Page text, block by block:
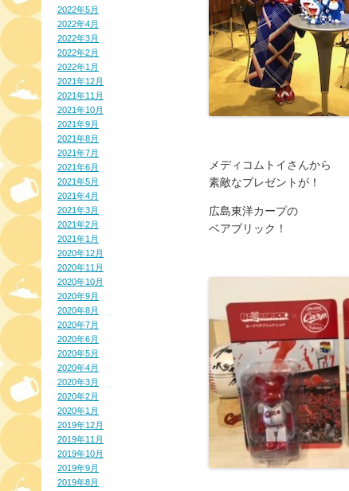
2022年5月
2022年4月
2022年3月
2022年2月
2022年1月
2021年12月
2021年11月
2021年10月
2021年9月
2021年8月
2021年7月
2021年6月
2021年5月
2021年4月
2021年3月
2021年2月
2021年1月
2020年12月
2020年11月
2020年10月
2020年9月
2020年8月
2020年7月
2020年6月
2020年5月
2020年4月
2020年3月
2020年2月
2020年1月
2019年12月
2019年11月
2019年10月
2019年9月
2019年8月
メディコムトイさんから
素敵なプレゼントが！
広島東洋カープの
ベアブリック！